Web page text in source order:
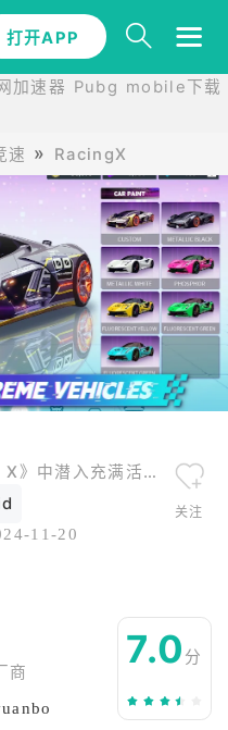
打开APP
加速器 Pubg mobile下载
速 RacingX
打开APP
在《RACING X》中潜入充满活力的开放世界，在那里，一系列顶级豪华车和下一代图形等待着您，点燃速度和激情的快感。众多标志性赛道任您使用，准备好在车轮上征服世界。通过排名天梯比赛和扣人心弦的定时事件，开拓你的传奇地位 - 赛道传奇就在你的指尖！
11-20
关注
商
7.0 分